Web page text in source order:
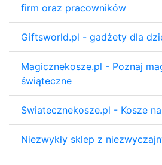
firm oraz pracowników
Giftsworld.pl - gadżety dla
Magicznekosze.pl - Poznaj
świąteczne
Swiatecznekosze.pl - Kosze
Niezwykły sklep z